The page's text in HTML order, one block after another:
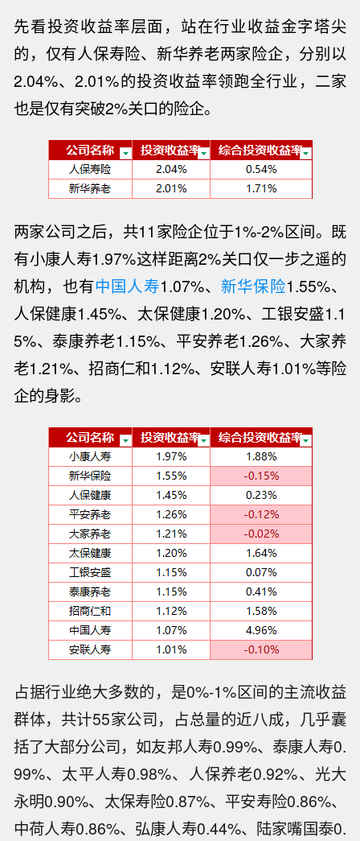
先看投资收益率层面，站在行业收益金字塔尖
的，仅有人保寿险、新华养老两家险企，分别以
2.04%、2.01%的投资收益率领跑全行业， 二家
也是仅有突破2%关口的险企。
两家公司之后， 共11家险企位于1%-2%区间。既
有小康人寿1.97%这样距离2%关口仅一步之遥的
机构， 也有中国人寿1.07%、新华保险1.55%、
人保健康1.45%、太保健康1.20%、工银安盛1.1
5%、泰康养老1.15%、平安养老1.26%、大家养
老1.21%、招商仁和1.12%、安联人寿1.01%等险
企的身影。
占据行业绝大多数的，是0%-1%区间的主流收益
群体，共计55家公司，占总量的近八成，几乎囊
括了大部分公司，如友邦人寿0.99%、泰康人寿0.
99%、太平人寿0.98%、人保养老0.92%、光大
永明0.90%、太保寿险0.87%、平安寿险0.86%、
中荷人寿0.86%、弘康人寿0.44%、陆家嘴国泰0.